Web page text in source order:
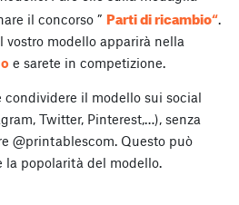
il concorso ” Parti di ricambio“.
vostro modello apparirà nella
e sarete in competizione.
condividere il modello sui social
Twitter, Pinterest,…), senza
@printablescom. Questo può
popolarità del modello.